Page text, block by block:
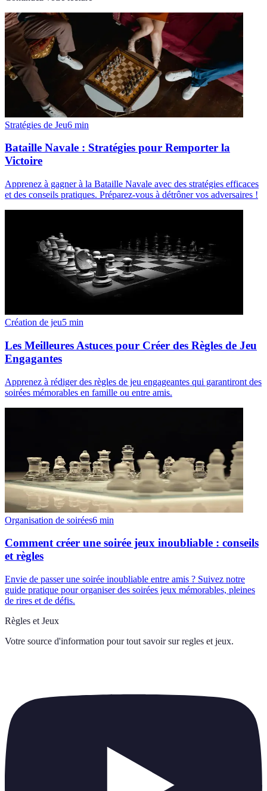
Stratégies de Jeu6 min
Bataille Navale : Stratégies pour Remporter la
Victoire
Apprenez à gagner à la Bataille Navale avec des stratégies efficaces
et des conseils pratiques. Préparez-vous à détrôner vos adversaires !
Création de jeu5 min
Les Meilleures Astuces pour Créer des Règles de Jeu
Engagantes
Apprenez à rédiger des règles de jeu engageantes qui garantiront des
soirées mémorables en famille ou entre amis.
Organisation de soirées6 min
Comment créer une soirée jeux inoubliable : conseils
et règles
Envie de passer une soirée inoubliable entre amis ? Suivez notre
guide pratique pour organiser des soirées jeux mémorables, pleines
de rires et de défis.
Règles et Jeux
Votre source d'information pour tout savoir sur regles et jeux.